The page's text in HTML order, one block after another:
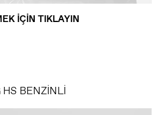
İÇİN TIKLAYIN
HS BENZİNLİ